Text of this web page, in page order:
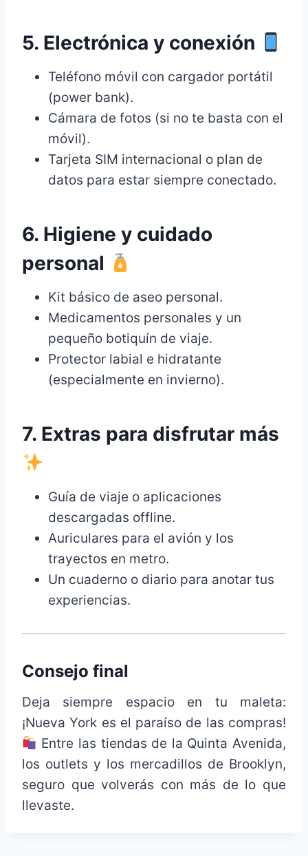
5. Electrónica y conexión
Teléfono móvil con cargador portátil
(power bank).
Cámara de fotos (si no te basta con el
móvil).
Tarjeta SIM internacional o plan de
datos para estar siempre conectado.
6. Higiene y cuidado
personal
Kit básico de aseo personal.
Medicamentos personales y un
pequeño botiquín de viaje.
Protector labial e hidratante
(especialmente en invierno).
7. Extras para disfrutar más
Guía de viaje o aplicaciones
descargadas offline.
Auriculares para el avión y los
trayectos en metro.
Un cuaderno o diario para anotar tus
experiencias.
Consejo final
Deja siempre espacio en tu maleta:
¡Nueva York es el paraíso de las compras!
Entre las tiendas de la Quinta Avenida,
los outlets y los mercadillos de Brooklyn,
seguro que volverás con más de lo que
llevaste.